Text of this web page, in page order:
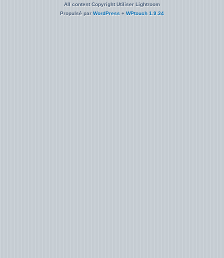
All content Copyright Utiliser Lightroom
Propulsé parWordPress + WPtouch 1.9.34